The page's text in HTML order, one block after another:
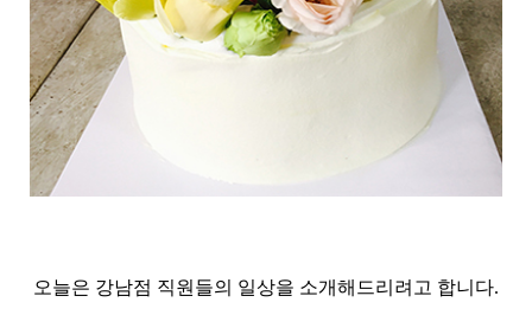
오늘은 강남점 직원들의 일상을 소개해드리려고 합니다.